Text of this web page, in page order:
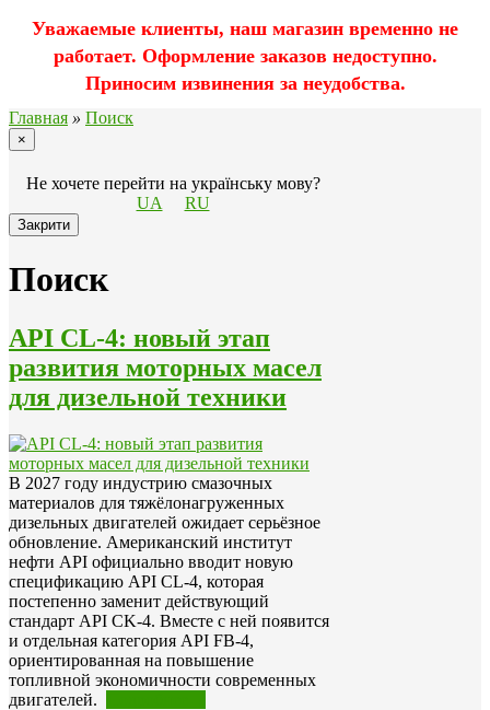
Уважаемые клиенты, наш магазин временно не
работает. Оформление заказов недоступно.
Приносим извинения за неудобства.
Главная » Поиск
×
Не хочете перейти на українську мову?
UA
RU
Закрити
Поиск
API CL-4: новый этап
развития моторных масел
для дизельной техники
В 2027 году индустрию смазочных
материалов для тяжёлонагруженных
дизельных двигателей ожидает серьёзное
обновление. Американский институт
нефти API официально вводит новую
спецификацию API CL-4, которая
постепенно заменит действующий
стандарт API CK-4. Вместе с ней появится
и отдельная категория API FB-4,
ориентированная на повышение
топливной экономичности современных
двигателей.